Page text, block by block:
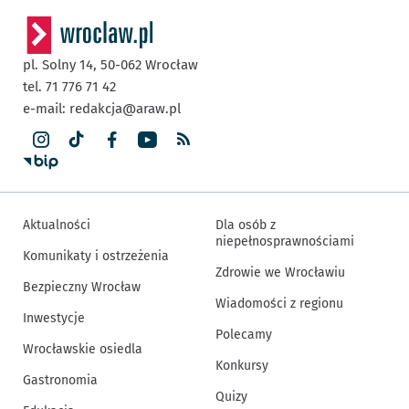
pl. Solny 14, 50-062 Wrocław
tel. 71 776 71 42
e-mail: redakcja@araw.pl
Aktualności
Komunikaty i ostrzeżenia
Bezpieczny Wrocław
Inwestycje
Wrocławskie osiedla
Gastronomia
Dla osób z
niepełnosprawnościami
Zdrowie we Wrocławiu
Wiadomości z regionu
Polecamy
Konkursy
Quizy